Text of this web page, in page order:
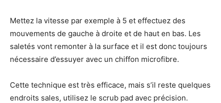
Mettez la vitesse par exemple à 5 et effectuez des
mouvements de gauche à droite et de haut en bas. Les
saletés vont remonter à la surface et il est donc toujours
nécessaire d’essuyer avec un chiffon microfibre.
Cette technique est très efficace, mais s’il reste quelques
endroits sales, utilisez le scrub pad avec précision.